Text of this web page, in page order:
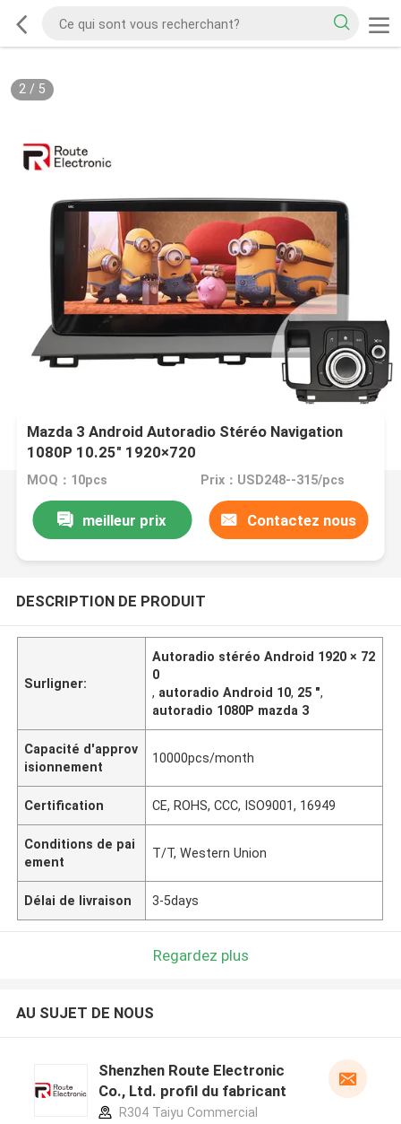
2/ 5
Mazda 3 Android Autoradio Stéréo Navigation
1080P 10.25" 1920×720
MOQ：10pcs Prix：USD248--315/pcs
meilleur prix Contactez nous
DESCRIPTION DE PRODUIT
Surligner:
Autoradio stéréo Android 1920 × 72
0
, autoradio Android 10, 25 ",
autoradio 1080P mazda 3
Capacité d'approv
isionnement
10000pcs/month
Certification CE, ROHS, CCC, ISO9001, 16949
Conditions de pai
ement
T/T, Western Union
Délai de livraison 3-5days
Regardez plus
AU SUJET DE NOUS
Shenzhen Route Electronic
Co., Ltd. profil du fabricant
R304 Taiyu Commercial